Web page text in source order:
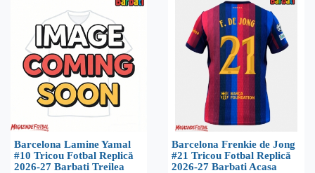
Barcelona Lamine Yamal
#10 Tricou Fotbal Replică
2026-27 Barbati Treilea
Barcelona Frenkie de Jong
#21 Tricou Fotbal Replică
2026-27 Barbati Acasa